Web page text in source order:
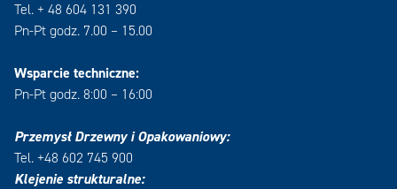
Tel. + 48 604 131 390
Pn-Pt godz. 7.00 – 15.00
Wsparcie techniczne:
Pn-Pt godz. 8:00 – 16:00
Przemysł Drzewny i Opakowaniowy:
Tel. +48 602 745 900
Klejenie strukturalne: